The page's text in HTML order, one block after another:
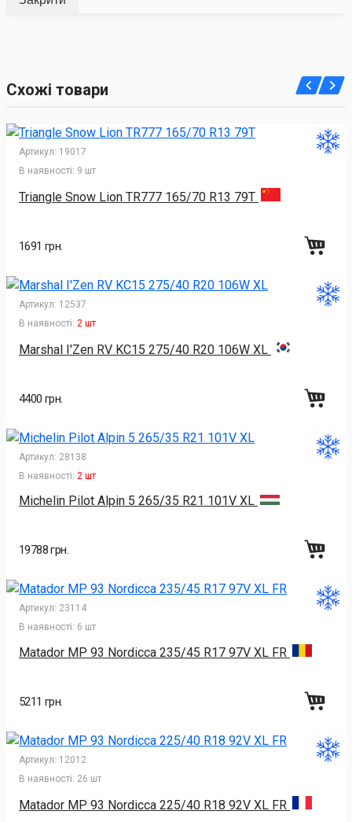
Схожі товари
Артикул: 19017
В наявності: 9 шт
Triangle Snow Lion TR777 165/70 R13 79T
1691 грн.
Артикул: 12537
В наявності: 2 шт
Marshal I'Zen RV KC15 275/40 R20 106W XL
4400 грн.
Артикул: 28138
В наявності: 2 шт
Michelin Pilot Alpin 5 265/35 R21 101V XL
19788 грн.
Артикул: 23114
В наявності: 6 шт
Matador MP 93 Nordicca 235/45 R17 97V XL FR
5211 грн.
Артикул: 12012
В наявності: 26 шт
Matador MP 93 Nordicca 225/40 R18 92V XL FR